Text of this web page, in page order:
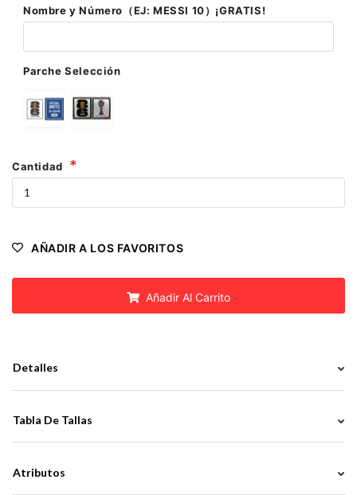
Nombre y Número（EJ: MESSI 10）¡GRATIS!
Parche Selección
Cantidad
AÑADIR A LOS FAVORITOS
Añadir Al Carrito
Detalles
Tabla De Tallas
Atributos